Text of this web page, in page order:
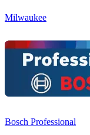
Milwaukee
Bosch Professional